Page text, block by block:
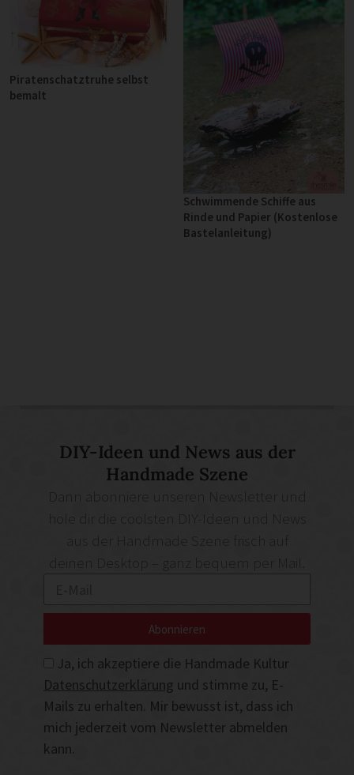
Piratenschatztruhe selbst
bemalt
Schwimmende Schiffe aus
Rinde und Papier (Kostenlose
Bastelanleitung)
DIY-Ideen und News aus der
Handmade Szene
deinen Desktop – ganz bequem per Mail.
Ja, ich akzeptiere die Handmade Kultur
Datenschutzerklärung und stimme zu, E-
Mails zu erhalten. Mir bewusst ist, dass ich
mich jederzeit vom Newsletter abmelden
kann.
Abonnieren